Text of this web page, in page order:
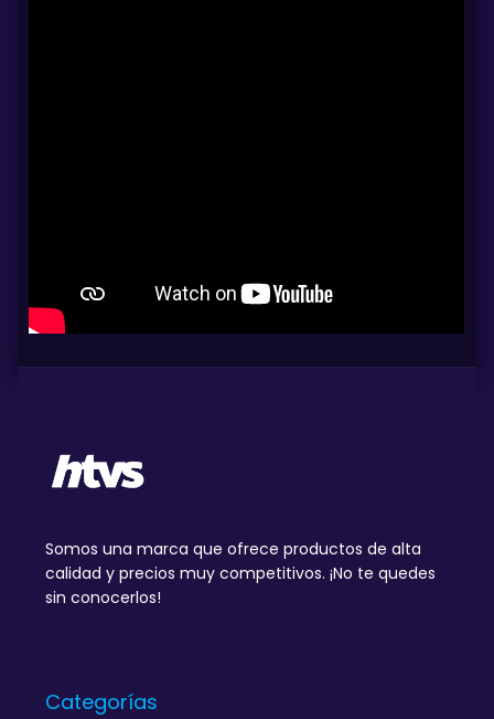
Somos una marca que ofrece productos de alta
calidad y precios muy competitivos. ¡No te quedes
sin conocerlos!
Categorías